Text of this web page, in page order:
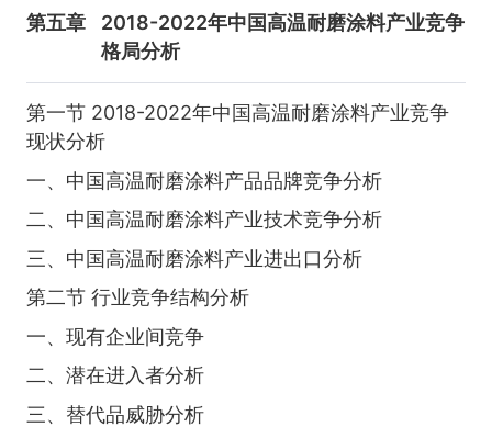
第五章
2018-2022年中国高温耐磨涂料产业竞争
格局分析
第一节 2018-2022年中国高温耐磨涂料产业竞争
现状分析
一、中国高温耐磨涂料产品品牌竞争分析
二、中国高温耐磨涂料产业技术竞争分析
三、中国高温耐磨涂料产业进出口分析
第二节 行业竞争结构分析
一、现有企业间竞争
二、潜在进入者分析
三、替代品威胁分析